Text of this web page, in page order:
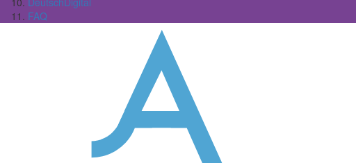
FAQ